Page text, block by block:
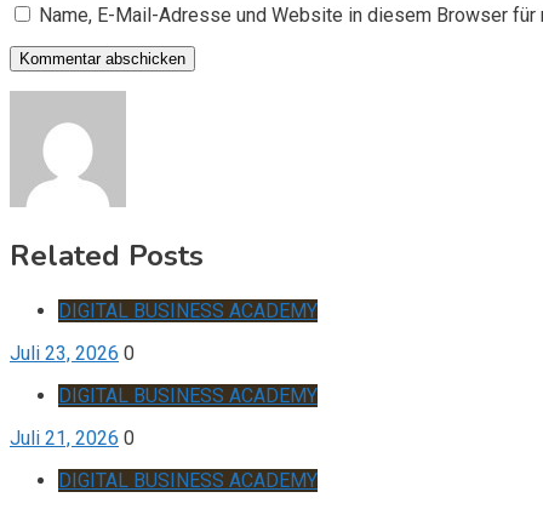
Name, E-Mail-Adresse und Website in diesem Browser
Related Posts
DIGITAL BUSINESS ACADEMY
Juli 23, 2026 0
DIGITAL BUSINESS ACADEMY
Juli 21, 2026 0
DIGITAL BUSINESS ACADEMY